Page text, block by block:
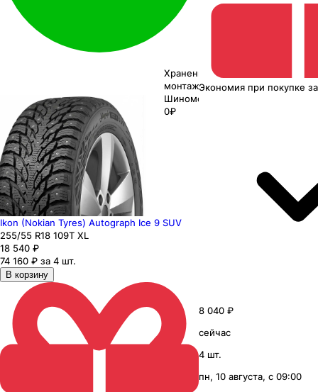
Хранение до
монтажа 0₽
Шиномонтаж
0₽
Ikon (Nokian Tyres) Autograph Ice 9 SUV
255/55 R18 109T XL
18 540 ₽
74 160 ₽ за 4 шт.
В корзину
Экономия при покупке
8 040 ₽
сейчас
4 шт.
пн, 10 августа, с 09:00